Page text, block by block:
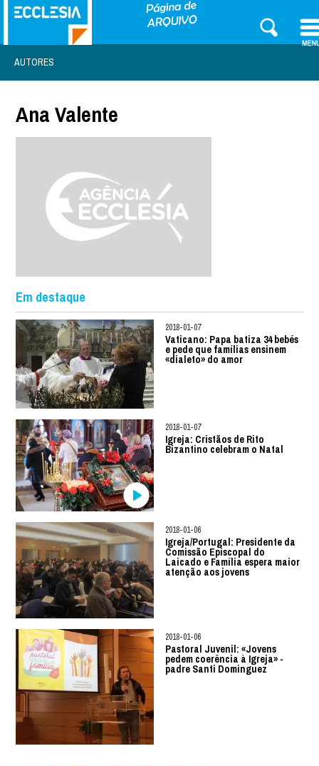
AUTORES
Ana Valente
Em destaque
2018-01-07
Vaticano: Papa batiza 34 bebés
e pede que famílias ensinem
«dialeto» do amor
2018-01-07
Igreja: Cristãos de Rito
Bizantino celebram o Natal
2018-01-06
Igreja/Portugal: Presidente da
Comissão Episcopal do
Laicado e Família espera maior
atenção aos jovens
2018-01-06
Pastoral Juvenil: «Jovens
pedem coerência à Igreja» -
padre Santi Dominguez